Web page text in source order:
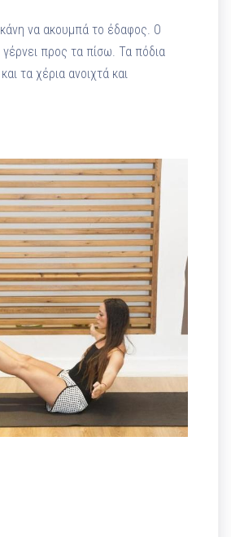
να ακουμπά το έδαφος. Ο
προς τα πίσω. Τα πόδια
τα χέρια ανοιχτά και